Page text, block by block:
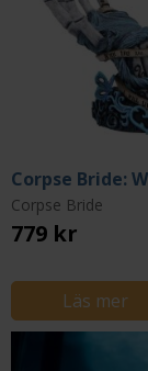
Corpse Bride
779 kr
Läs mer